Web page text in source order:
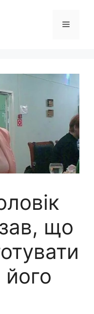
Menu
що